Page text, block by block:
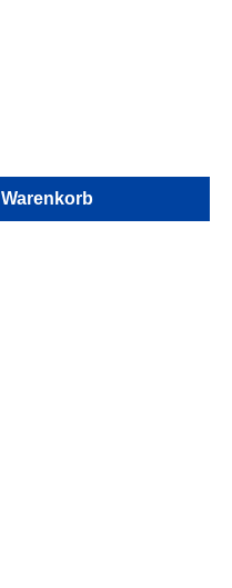
Wert ein
Warenkorb